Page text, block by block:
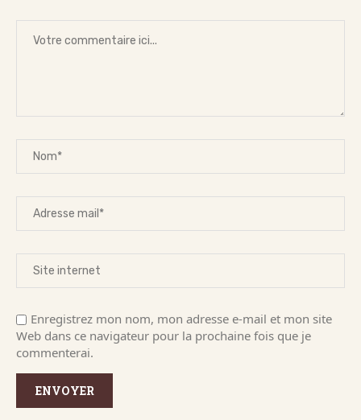
Enregistrez mon nom, mon adresse e-mail et mon site
Web dans ce navigateur pour la prochaine fois que je
commenterai.